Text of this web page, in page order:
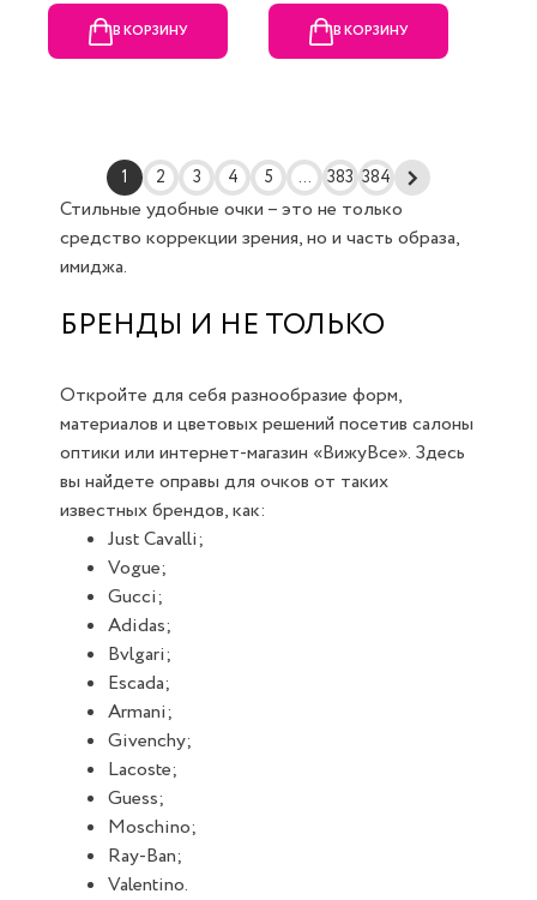
В КОРЗИНУ В КОРЗИНУ
1 2 3 4 5 ... 383 384
Стильные удобные очки – это не только
средство коррекции зрения, но и часть образа,
имиджа.
БРЕНДЫ И НЕ ТОЛЬКО
Откройте для себя разнообразие форм,
материалов и цветовых решений посетив салоны
оптики или интернет-магазин «ВижуВсе». Здесь
вы найдете оправы для очков от таких
известных брендов, как:
Just Cavalli;
Vogue;
Gucci;
Adidas;
Bvlgari;
Escada;
Armani;
Givenchy;
Lacoste;
Guess;
Moschino;
Ray-Ban;
Valentino.